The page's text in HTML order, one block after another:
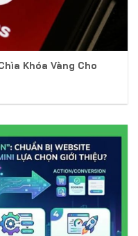
Khóa Vàng Cho